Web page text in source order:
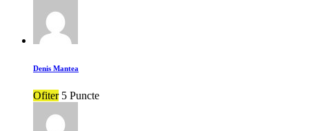
Denis Mantea
Ofiter 5 Puncte